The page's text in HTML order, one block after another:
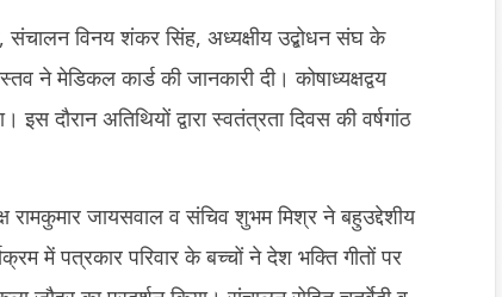
संचालन विनय शंकर सिंह, अध्यक्षीय उद्बोधन संघ के
ने मेडिकल कार्ड की जानकारी दी। कोषाध्यक्षद्वय
दौरान अतिथियों द्वारा स्वतंत्रता दिवस की वर्षगांठ
जायसवाल व संचिव शुभम मिश्र ने बहुउद्देशीय
में पत्रकार परिवार के बच्चों ने देश भक्ति गीतों पर